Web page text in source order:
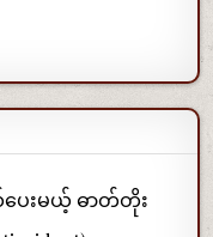
းမယ့် ဓာတ်တိုး